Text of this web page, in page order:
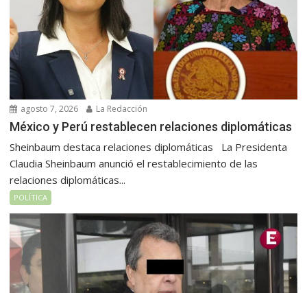
agosto 7, 2026 La Redacción
México y Perú restablecen relaciones diplomáticas
Sheinbaum destaca relaciones diplomáticas La Presidenta
Claudia Sheinbaum anunció el restablecimiento de las
relaciones diplomáticas...
POLÍTICA